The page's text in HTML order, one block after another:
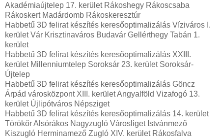
Akadémiaújtelep 17. kerület Rákoshegy Rákoscsaba
Rákoskert Madárdomb Rákoskeresztúr
Habbetű 3D felirat készítés keresőoptimalizálás Víziváros I.
kerület Vár Krisztinaváros Budavár Gellérthegy Tabán 1.
kerület
Habbetű 3D felirat készítés keresőoptimalizálás XXIII.
kerület Millenniumtelep Soroksár 23. kerület Soroksár-
Újtelep
Habbetű 3D felirat készítés keresőoptimalizálás Göncz
Árpád városközpont XIII. kerület Angyalföld Vizafogó 13.
kerület Újlipótváros Népsziget
Habbetű 3D felirat készítés keresőoptimalizálás 14. kerület
Törökőr Alsórákos Nagyzugló Városliget Istvánmező
Kiszugló Herminamező Zugló XIV. kerület Rákosfalva